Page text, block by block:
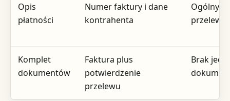
Opis
płatności
Numer faktury i dane
kontrahenta
Ogólny
przelewu
Komplet
dokumentów
Faktura plus
potwierdzenie
przelewu
Brak